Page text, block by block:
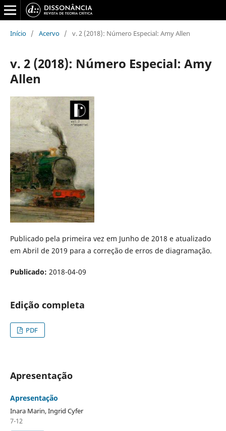
Início / Acervo / v. 2 (2018): Número Especial: Amy Allen
v. 2 (2018): Número Especial: Amy
Allen
Publicado pela primeira vez em Junho de 2018 e atualizado
em Abril de 2019 para a correção de erros de diagramação.
Publicado: 2018-04-09
Edição completa
PDF
Apresentação
Apresentação
Inara Marin, Ingrid Cyfer
7-12